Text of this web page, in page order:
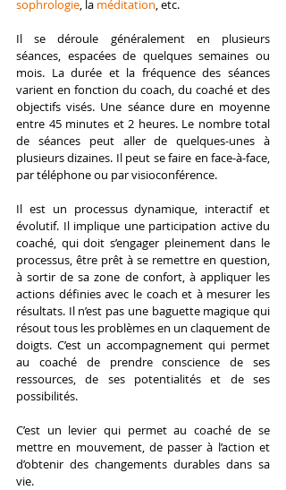
sophrologie, la méditation, etc.
Il se déroule généralement en plusieurs
séances, espacées de quelques semaines ou
mois. La durée et la fréquence des séances
varient en fonction du coach, du coaché et des
objectifs visés. Une séance dure en moyenne
entre 45 minutes et 2 heures. Le nombre total
de séances peut aller de quelques-unes à
plusieurs dizaines. Il peut se faire en face-à-face,
par téléphone ou par visioconférence.
Il est un processus dynamique, interactif et
évolutif. Il implique une participation active du
coaché, qui doit s’engager pleinement dans le
processus, être prêt à se remettre en question,
à sortir de sa zone de confort, à appliquer les
actions définies avec le coach et à mesurer les
résultats. Il n’est pas une baguette magique qui
résout tous les problèmes en un claquement de
doigts. C’est un accompagnement qui permet
au coaché de prendre conscience de ses
ressources, de ses potentialités et de ses
possibilités.
C’est un levier qui permet au coaché de se
mettre en mouvement, de passer à l’action et
d’obtenir des changements durables dans sa
vie.